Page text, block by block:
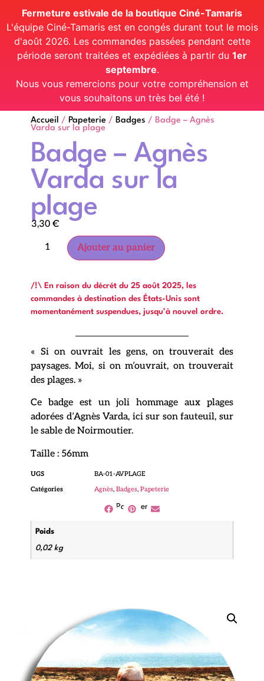
Fermeture estivale de la boutique Ciné-Tamaris
L'équipe Ciné-Tamaris est en congés durant tout le mois
d'août 2026. Les commandes passées pendant cette
période seront traitées et expédiées à partir du 1er
septembre.
Nous vous remercions pour votre compréhension et
vous souhaitons un très bel été !
Accueil / Papeterie / Badges / Badge – Agnès
Varda sur la plage
Badge – Agnès
Varda sur la
plage
3,30 €
Ajouter au panier
/!\ En raison du décrét du 25 août 2025, les
commandes à destination des États-Unis sont
momentanément suspendues, jusqu’à nouvel ordre.
« Si on ouvrait les gens, on trouverait des
paysages. Moi, si on m’ouvrait, on trouverait
des plages. »
Ce badge est un joli hommage aux plages
adorées d’Agnès Varda, ici sur son fauteuil, sur
le sable de Noirmoutier.
Taille : 56mm
UGS
BA-01-AVPLAGE
Catégories
Agnès, Badges, Papeterie
Partager
Poids
0,02 kg